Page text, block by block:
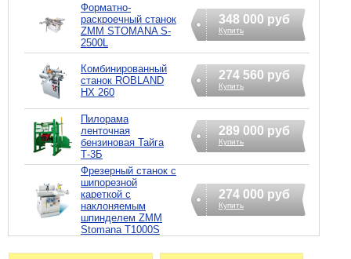
Форматно-
раскроечный станок
ZMM STOMANA S-
2500L
348 000 руб
Купить
Комбинированный
станок ROBLAND
HX 260
274 560 руб
Купить
Пилорама
ленточная
бензиновая Тайга
Т-3Б
289 000 руб
Купить
Фрезерный станок с
шипорезной
кареткой с
наклоняемым
шпинделем ZMM
Stomana T1000S
274 000 руб
Купить